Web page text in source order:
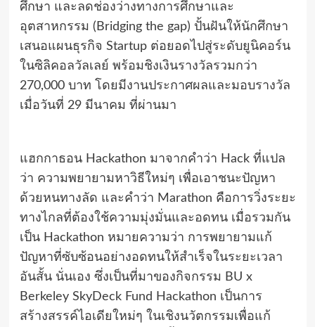
ศึกษา และลดช่องว่างทางการศึกษาและ
อุตสาหกรรม (Bridging the gap) ปั้นฝันให้นักศึกษา
เสนอแผนธุรกิจ Startup ต่อยอดไปสู่ระดับยูนิคอร์น
ในซิลิคอลวัลเลย์ พร้อมชิงเงินรางวัลรวมกว่า
270,000 บาท โดยมีงานประกาศผลและมอบรางวัล
เมื่อวันที่ 29 มีนาคม ที่ผ่านมา
แฮกกาธอน Hackathon มาจากคำว่า Hack ที่แปล
ว่า ความพยายามหาวิธีใหม่ๆ เพื่อเอาชนะปัญหา
ด้วยหนทางลัด และคำว่า Marathon คือการวิ่งระยะ
ทางไกลที่ต้องใช้ความมุ่งมั่นและอดทน เมื่อรวมกัน
เป็น Hackathon หมายความว่า การพยายามแก้
ปัญหาที่ซับซ้อนอย่างอดทนให้สำเร็จในระยะเวลา
อันสั้น นั่นเอง ซึ่งเป็นที่มาของกิจกรรม BU x
Berkeley SkyDeck Fund Hackathon เป็นการ
สร้างสรรค์ไอเดียใหม่ๆ ในเชิงนวัตกรรมเพื่อแก้